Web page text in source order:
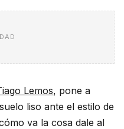
Lemos, pone a
liso ante el estilo de
va la cosa dale al